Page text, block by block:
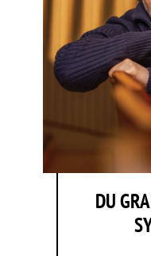
DU